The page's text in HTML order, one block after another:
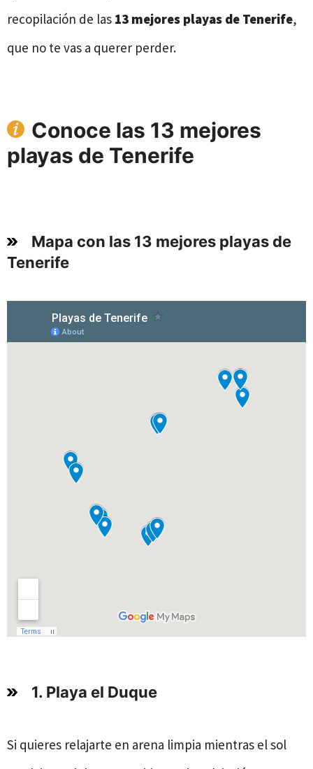
recopilación de las 13 mejores playas de Tenerife,
que no te vas a querer perder.
Conoce las 13 mejores
playas de Tenerife
Mapa con las 13 mejores playas de
Tenerife
1. Playa el Duque
Si quieres relajarte en arena limpia mientras el sol